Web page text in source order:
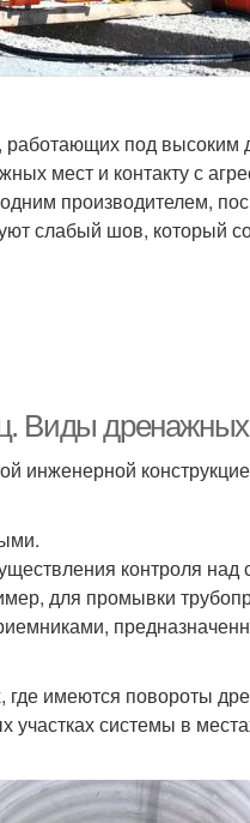
под высоким
мест и контакту с
производителем,
слабый шов, который
Виды дренажных
инженерной
контроля над
для промывки
где имеются повороты
участках системы в